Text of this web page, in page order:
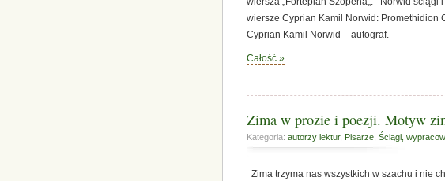
wiersze Cyprian Kamil Norwid: Promethidion
Cyprian Kamil Norwid – autograf.
Całość »
Zima w prozie i poezji. Motyw
Kategoria: autorzy lektur, Pisarze Ściągi,
Zima trzyma nas wszystkich w szachu i nie